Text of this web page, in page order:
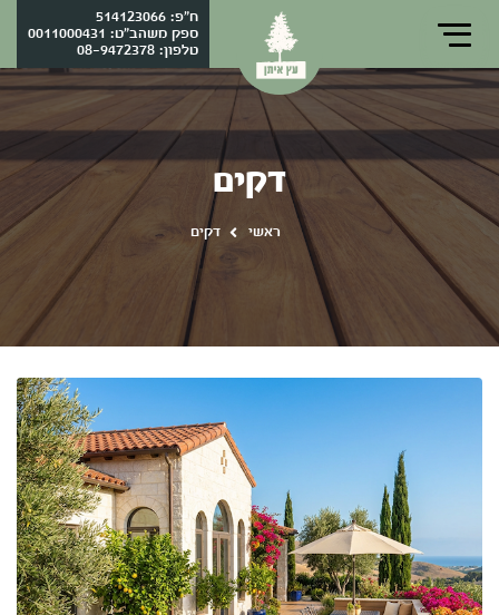
ח"פ: 514123066
ספק משהב"ט: 0011000431
טלפון: 08-9472378
דקים
ראשי דקים